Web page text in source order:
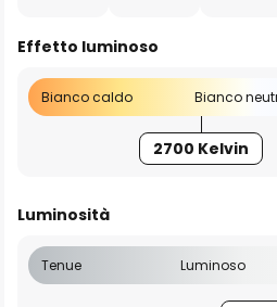
Effetto luminoso
Bianco caldo Bianco
2700 Kelvin
Luminosità
Tenue Luminoso